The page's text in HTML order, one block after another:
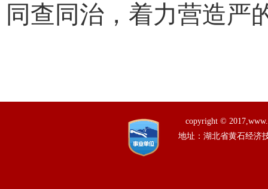
同查同治，着力营造严
copyright ©
地址：湖北省黄石经济